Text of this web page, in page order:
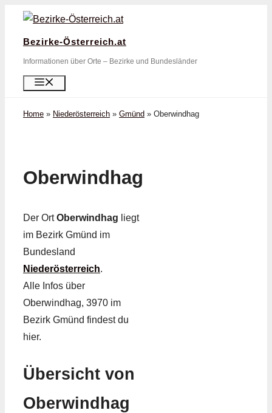
Zum
springen
Bezirke-Österreich.at
Informationen über Orte – Bezirke und Bundesländer
Home » Niederösterreich » Gmünd » Oberwindhag
Oberwindhag
Der OrtOberwindhag liegt
im Bezirk Gmünd im
Bundesland
Niederösterreich.
Alle Infos über
Oberwindhag, 3970 im
Bezirk Gmünd findest du
hier.
Übersicht von
Oberwindhag